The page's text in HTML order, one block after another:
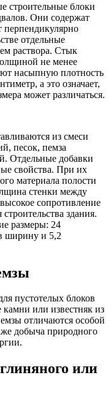
строительные блоки
Они содержат
перпендикулярно
отдельные
раствора. Стык
не менее
насыпную плотность
а это означает,
может различаться.
из смеси
песок, пемза
Отдельные добавки
свойства. При их
материала полости
стенки между
сопротивление
здания.
размеры: 24
ширину и 5,2
пустотелых блоков
или известняк из
отличаются особой
добыча природного
или